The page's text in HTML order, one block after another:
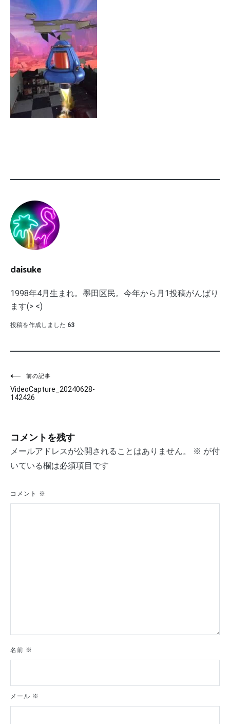
daisuke
1998年4月生まれ。墨田区民。今年から月1投稿がんばり
ます(> <)
投稿を作成しました 63
投
稿
ビ
ゲ
ー
シ
ョ
前の記事
VideoCapture_20240628-
142426
コメントを残す
メールアドレスが公開されることはありません。 ※ が付
いている欄は必須項目です
コメント ※
名前 ※
メール ※